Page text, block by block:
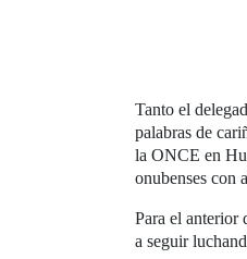
Tanto el
palabras de
la ONCE en
onubenses con
Para el anterior
a seguir